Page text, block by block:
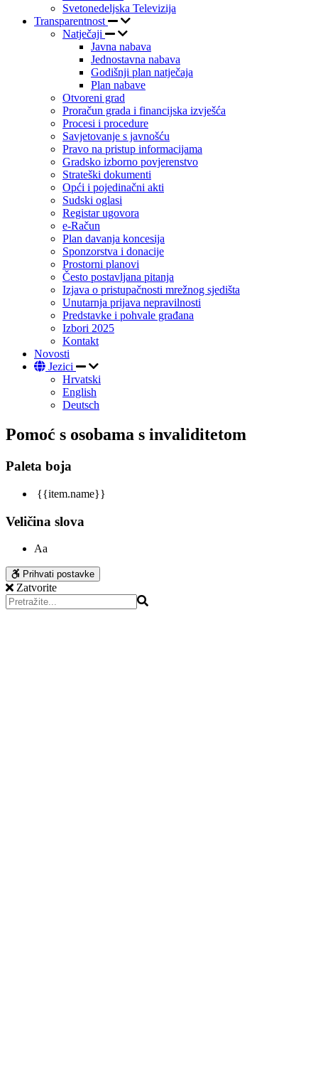
Svetonedeljska Televizija
Transparentnost
Natječaji
Javna nabava
Jednostavna nabava
Godišnji plan natječaja
Plan nabave
Otvoreni grad
Proračun grada i financijska izvješća
Procesi i procedure
Savjetovanje s javnošću
Pravo na pristup informacijama
Gradsko izborno povjerenstvo
Strateški dokumenti
Opći i pojedinačni akti
Sudski oglasi
Registar ugovora
e-Račun
Plan davanja koncesija
Sponzorstva i donacije
Prostorni planovi
Često postavljana pitanja
Izjava o pristupačnosti mrežnog sjedišta
Unutarnja prijava nepravilnosti
Predstavke i pohvale građana
Izbori 2025
Kontakt
Novosti
Jezici
Hrvatski
English
Deutsch
Pomoć s osobama s invaliditetom
Paleta boja
{{item.name}}
Veličina slova
Aa
Prihvati postavke
Zatvorite